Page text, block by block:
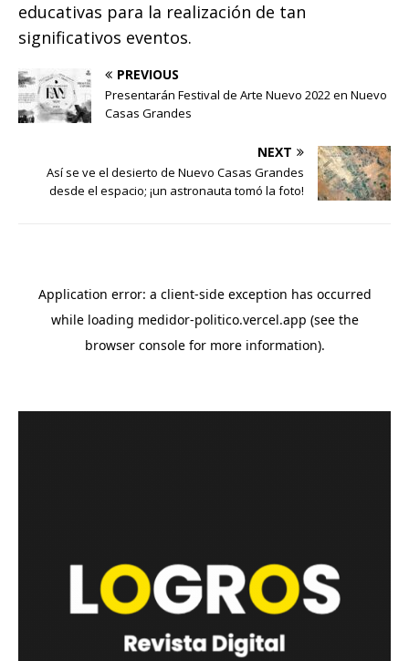
educativas para la realización de tan
significativos eventos.
PREVIOUS
Presentarán Festival de Arte Nuevo 2022 en Nuevo
Casas Grandes
NEXT
Así se ve el desierto de Nuevo Casas Grandes
desde el espacio; ¡un astronauta tomó la foto!